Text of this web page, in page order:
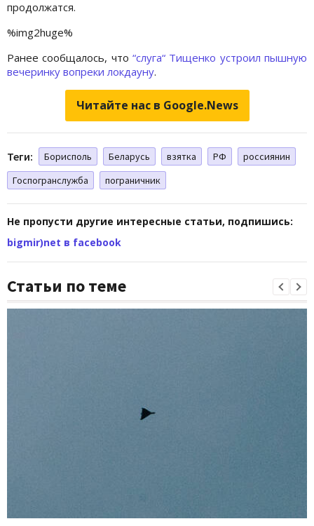
продолжатся.
%img2huge%
Ранее сообщалось, что “слуга“ Тищенко устроил пышную
вечеринку вопреки локдауну.
Читайте нас в Google.News
Теги: Борисполь Беларусь взятка РФ
россиянин
Госпогранслужба
пограничник
Не пропусти другие интересные статьи, подпишись:
bigmir)net в facebook
Статьи по теме